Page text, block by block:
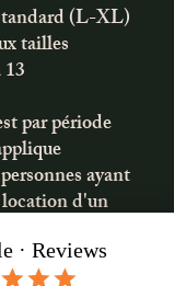
(L-XL)
tailles
par période
ayant
d'un
noter que
peut être